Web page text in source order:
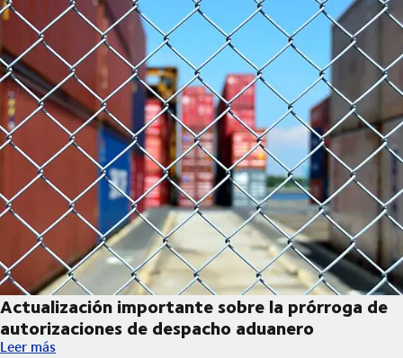
Actualización importante sobre la prórroga de
autorizaciones de despacho aduanero
Actualización importante sobre la prórroga de autorizaciones
Leer más